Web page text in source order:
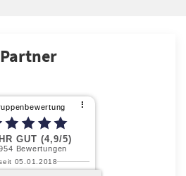
Partner